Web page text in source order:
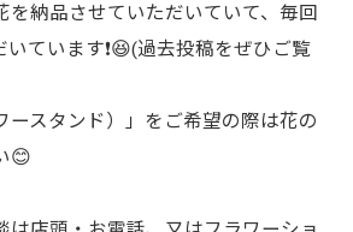
を納品させていただいていて、毎回
いています❗️😆(過去投稿をぜひご覧
ースタンド）」をご希望の際は花の
😊